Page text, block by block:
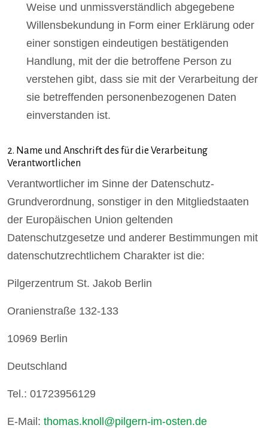
Weise und unmissverständlich abgegebene
Willensbekundung in Form einer Erklärung oder
einer sonstigen eindeutigen bestätigenden
Handlung, mit der die betroffene Person zu
verstehen gibt, dass sie mit der Verarbeitung der
sie betreffenden personenbezogenen Daten
einverstanden ist.
2. Name und Anschrift des für die Verarbeitung
Verantwortlichen
Verantwortlicher im Sinne der Datenschutz-
Grundverordnung, sonstiger in den Mitgliedstaaten
der Europäischen Union geltenden
Datenschutzgesetze und anderer Bestimmungen mit
datenschutzrechtlichem Charakter ist die:
Pilgerzentrum St. Jakob Berlin
Oranienstraße 132-133
10969 Berlin
Deutschland
Tel.: 01723956129
E-Mail: thomas.knoll@pilgern-im-osten.de